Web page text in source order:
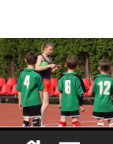
obsah